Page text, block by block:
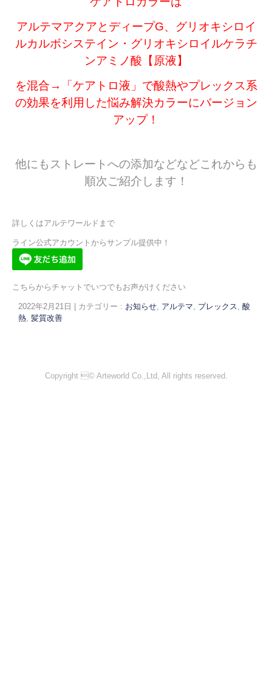
アルテマアクアとディープG、グリオキシロイ
ルカルボシステイン・グリオキシロイルケラチ
ンアミノ酸【原液】
を混合→「ケアトロ液」で酸熱やプレックス系
の効果を利用した悩み解決カラーにバージョン
アップ！
他にもストレートへの添加などなどこれからも
順次ご紹介します！
詳しくはアルテワールドまで
ライン公式アカウントからサンプル提供中！
こちらからチャットでいつでもお声がけください
2022年2月21日 カテゴリー : お知らせ アルテマ プレックス
酸
熱 髪質改善
Copyright © Arteworld Co.,Ltd, All rights reserved.